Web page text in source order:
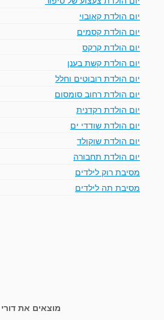
יום הולדת קאובוי
יום הולדת קסמים
יום הולדת קרקס
יום הולדת קשת בענן
יום הולדת רובוטים וחלל
יום הולדת רחוב סומסום
יום הולדת רקדנית
יום הולדת שודדי ים
יום הולדת שוקולד
יום הולדת תחבורה
מסיבת רוק לילדים
מסיבת תה לילדים
מוצאים את דורי